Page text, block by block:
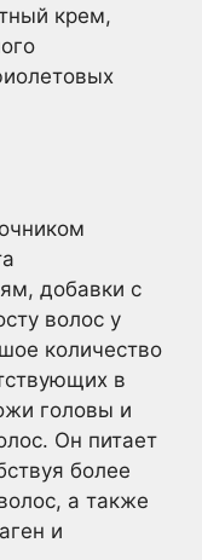
крем,
добавки с
волос у
количество
в
головы и
Он питает
более
а также
и